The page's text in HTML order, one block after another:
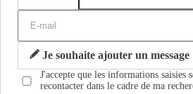
Je souhaite ajouter un message
J'accepte que les informations saisies
recontacter dans le cadre de ma